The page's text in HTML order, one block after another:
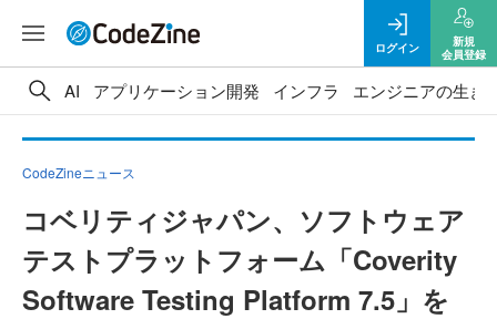
ログイン
新規
会員登録
AI アプリケーション開発 インフラ エンジニアの生き
CodeZineニュース
コベリティジャパン、ソフトウェア
テストプラットフォーム「Coverity
Software Testing Platform 7.5」を